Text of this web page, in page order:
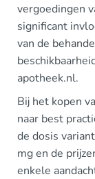
vergoedingen
significant
van de
apotheek.nl.
Bij het kopen
naar best
de dosis
mg en de
enkele